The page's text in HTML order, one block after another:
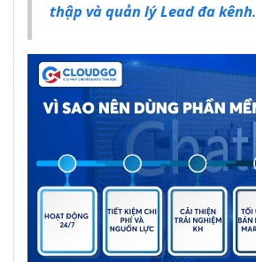
thập và quản lý Lead đa kênh.